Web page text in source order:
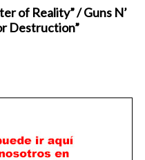
of Reality” / Guns N’
Destruction”